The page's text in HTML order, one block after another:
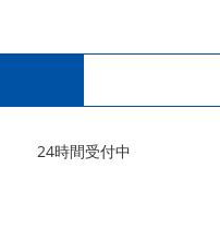
24時間受付中